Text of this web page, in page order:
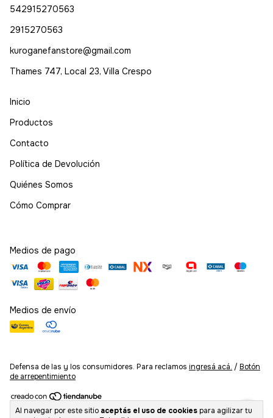
Al navegar por este sitio aceptás el uso de cookies para agilizar tu
542915270563
2915270563
kuroganefanstore@gmail.com
Thames 747, Local 23, Villa Crespo
Inicio
Productos
Contacto
Política de Devolución
Quiénes Somos
Cómo Comprar
Medios de pago
Medios de envío
Defensa de las y los consumidores. Para reclamos ingresá acá. / Botón
de arrepentimiento
Copyright Kurogane Fanstore - 2026. Todos los derechos reservados.